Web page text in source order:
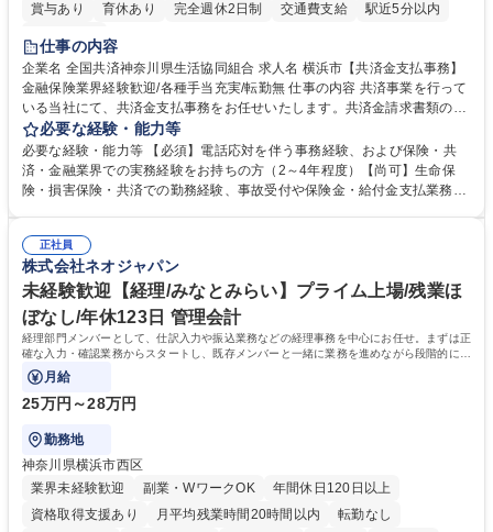
賞与あり
育休あり 完全週休2日制 交通費支給
駅近5分以内
土日祝休み
仕事の内容
企業名 全国共済神奈川県生活協同組合 求人名 横浜市【共済金支払事務】
金融保険業界経験歓迎/各種手当充実/転勤無 仕事の内容 共済事業を行って
いる当社にて、共済金支払事務をお任せいたします。共済金請求書類の受
付・内容確認・審査・データ入力のほか、加入者様や医療機関等からの問
い合わせ電話対応や書類発送等を担当します。 ■共済金請求書類の受付、
内容確認、および共済金支払に関する審査・事務処理業務全般を担当 ■専
用システムへのデータ入力、各種必要書類の作成・発送作業 ■加入者様や
指定する業務 募集職種 横浜市【共済金支払事務】金融保険業界経験歓迎/
各種手当充実/転勤無
必要な経験・能力等
必要な経験・能力等 【必須】電話応対を伴う事務経験、および保険・共
済・金融業界での実務経験をお持ちの方（2～4年程度）【尚可】生命保
険・損害保険・共済での勤務経験、事故受付や保険金・給付金支払業務経
務へのキャリアチェンジ希望者も大歓迎です！ 学歴・資格 学歴：大学院
大学 高専 短大 専修学校 高校 語学力： 資格：
正社員
株式会社ネオジャパン
未経験歓迎【経理/みなとみらい】プライム上場/残業ほ
ぼなし/年休123日 管理会計
経理部門メンバーとして、仕訳入力や振込業務などの経理事務を中心にお任せ。まずは正
確な入力・確認業務からスタートし、既存メンバーと一緒に業務を進めながら段階的に経
理知識を身につけていただきます。
月給
25万円～28万円
勤務地
神奈川県横浜市西区
業界未経験歓迎
副業・WワークOK
年間休日120日以上
資格取得支援あり
月平均残業時間20時間以内
転勤なし